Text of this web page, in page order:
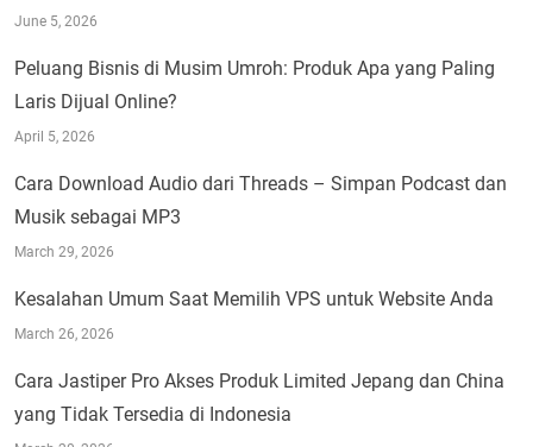
June 5, 2026
Peluang Bisnis di Musim Umroh: Produk Apa yang Paling
Laris Dijual Online?
April 5, 2026
Cara Download Audio dari Threads – Simpan Podcast dan
Musik sebagai MP3
March 29, 2026
Kesalahan Umum Saat Memilih VPS untuk Website Anda
March 26, 2026
Cara Jastiper Pro Akses Produk Limited Jepang dan China
yang Tidak Tersedia di Indonesia